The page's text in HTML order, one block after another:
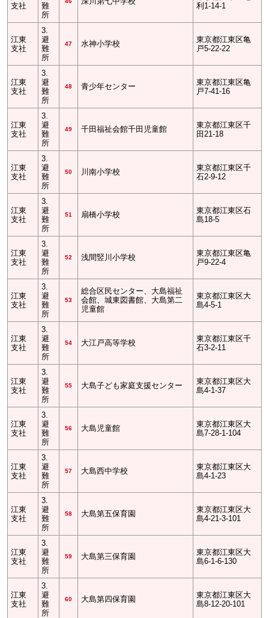
支社
難
所
利1-14-1
江東
支社
3.
避
難
所
47 水神小学校
東京都江東区亀
戸5-22-22
江東
支社
3.
避
難
所
48 青少年センター
東京都江東区亀
戸7-41-16
江東
支社
3.
避
難
所
49 千田福祉会館千田児童館
東京都江東区千
田21-18
江東
支社
3.
避
難
所
50 川南小学校
東京都江東区千
石2-9-12
江東
支社
3.
避
難
所
51 扇橋小学校
東京都江東区石
島18-5
江東
支社
3.
避
難
所
52 浅間竪川小学校
東京都江東区亀
戸9-22-4
江東
支社
3.
避
難
所
53
総合区民センター、大島福祉
会館、城東図書館、大島第二
児童館
東京都江東区大
島4-5-1
江東
支社
3.
避
難
所
54 大江戸高等学校
東京都江東区千
石3-2-11
江東
支社
3.
避
難
所
55 大島子ども家庭支援センター
東京都江東区大
島4-1-37
江東
支社
3.
避
難
所
56 大島児童館
東京都江東区大
島7-28-1-104
江東
支社
3.
避
難
所
57 大島西中学校
東京都江東区大
島4-1-23
江東
支社
3.
避
難
所
58 大島第五保育園
東京都江東区大
島4-21-3-101
江東
支社
3.
避
難
所
59 大島第三保育園
東京都江東区大
島6-1-6-130
江東
支社
3.
避
難
所
60 大島第四保育園
東京都江東区大
島8-12-20-101